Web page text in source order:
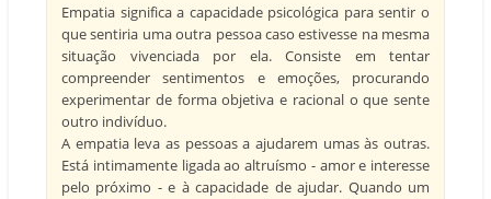
Empatia significa a capacidade psicológica para sentir o
que sentiria uma outra pessoa caso estivesse na mesma
situação vivenciada por ela. Consiste em tentar
compreender sentimentos e emoções, procurando
experimentar de forma objetiva e racional o que sente
outro indivíduo.
A empatia leva as pessoas a ajudarem umas às outras.
Está intimamente ligada ao altruísmo - amor e interesse
pelo próximo - e à capacidade de ajudar. Quando um